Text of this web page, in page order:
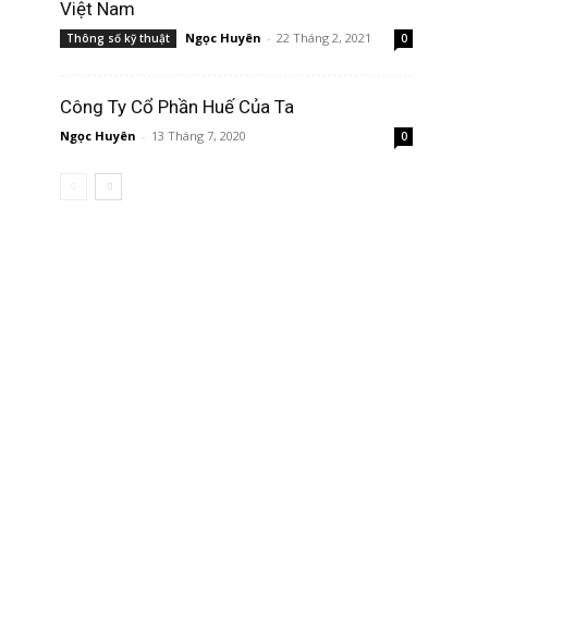
Việt Nam
Thông số kỹ thuật Ngọc Huyên - 22 Tháng 2, 2021 0
Công Ty Cổ Phần Huế Của Ta
Ngọc Huyên - 13 Tháng 7, 2020 0